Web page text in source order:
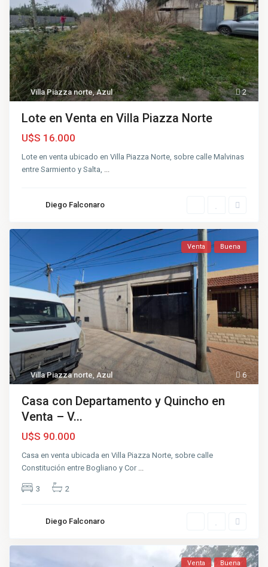
2
Villa Piazza norte,Azul
Lote en Venta en Villa Piazza Norte
U$S 16.000
Lote en venta ubicado en Villa Piazza Norte, sobre calle Malvinas
entre Sarmiento y Salta,
Diego Falconaro
6
Villa Piazza norte,Azul
Venta Buena
Casa con Departamento y Quincho en
Venta – V...
U$S 90.000
Casa en venta ubicada en Villa Piazza Norte, sobre calle
Constitución entre Bogliano y Cor ...
3 2
Diego Falconaro
Venta Buena